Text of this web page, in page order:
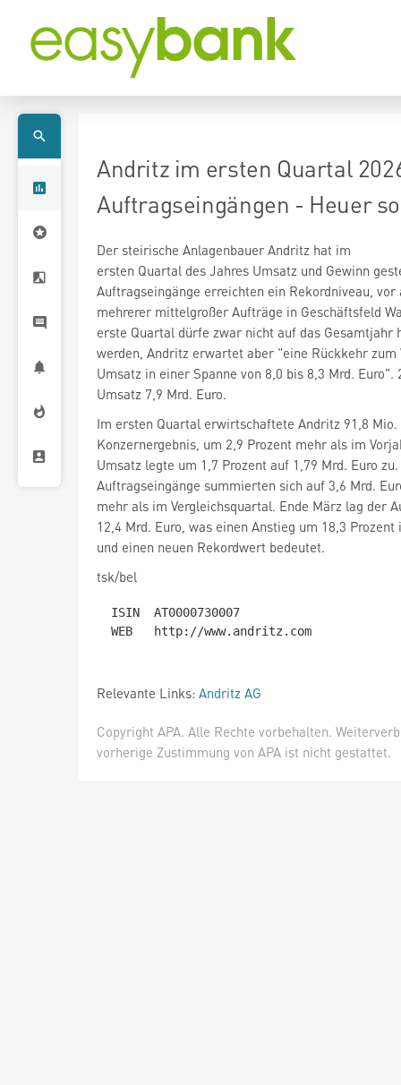
Andritz im ersten Quartal
Auftragseingängen - Heuer
Der steirische Anlagenbauer Andritz hat im
ersten Quartal des Jahres Umsatz und Gewinn
Auftragseingänge erreichten ein Rekordniveau, vor
mehrerer mittelgroßer Aufträge in Geschäftsfeld
erste Quartal dürfe zwar nicht auf das Gesamtjahr
werden, Andritz erwartet aber "eine Rückkehr zum
Umsatz in einer Spanne von 8,0 bis 8,3 Mrd. Euro".
Umsatz 7,9 Mrd. Euro.
Im ersten Quartal erwirtschaftete Andritz 91,8 Mio.
Konzernergebnis, um 2,9 Prozent mehr als im
Umsatz legte um 1,7 Prozent auf 1,79 Mrd. Euro
Auftragseingänge summierten sich auf 3,6 Mrd.
mehr als im Vergleichsquartal. Ende März lag der
12,4 Mrd. Euro, was einen Anstieg um 18,3
und einen neuen Rekordwert bedeutet.
tsk/bel
Relevante Links: Andritz AG
Copyright APA. Alle Rechte vorbehalten.
vorherige Zustimmung von APA ist nicht gestattet.